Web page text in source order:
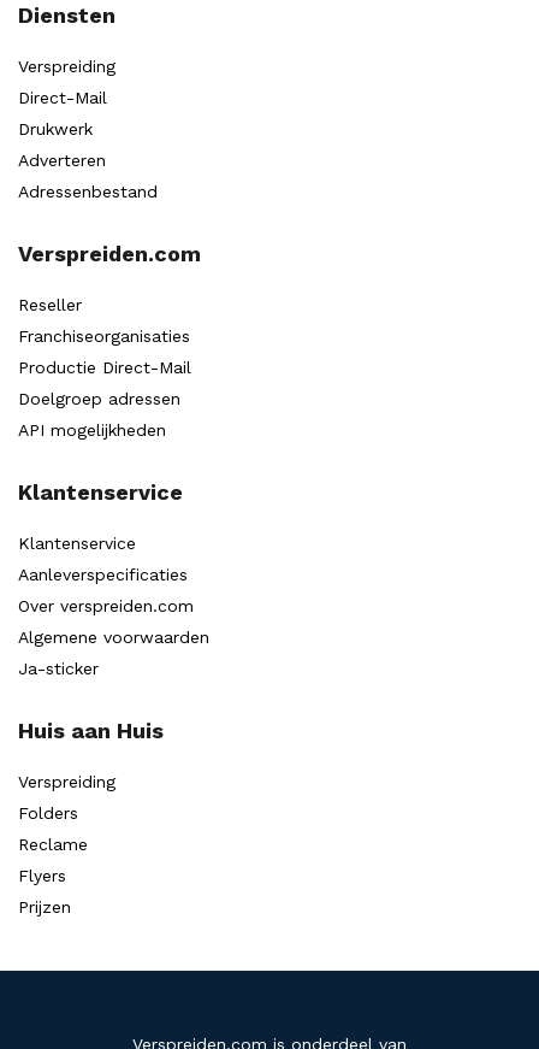
Diensten
Verspreiding
Direct-Mail
Drukwerk
Adverteren
Adressenbestand
Verspreiden.com
Reseller
Franchiseorganisaties
Productie Direct-Mail
Doelgroep adressen
API mogelijkheden
Klantenservice
Klantenservice
Aanleverspecificaties
Over verspreiden.com
Algemene voorwaarden
Ja-sticker
Huis aan Huis
Verspreiding
Folders
Reclame
Flyers
Prijzen
Verspreiden.com is onderdeel van